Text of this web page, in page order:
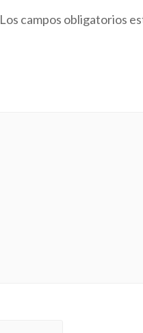
Los campos obligatorios